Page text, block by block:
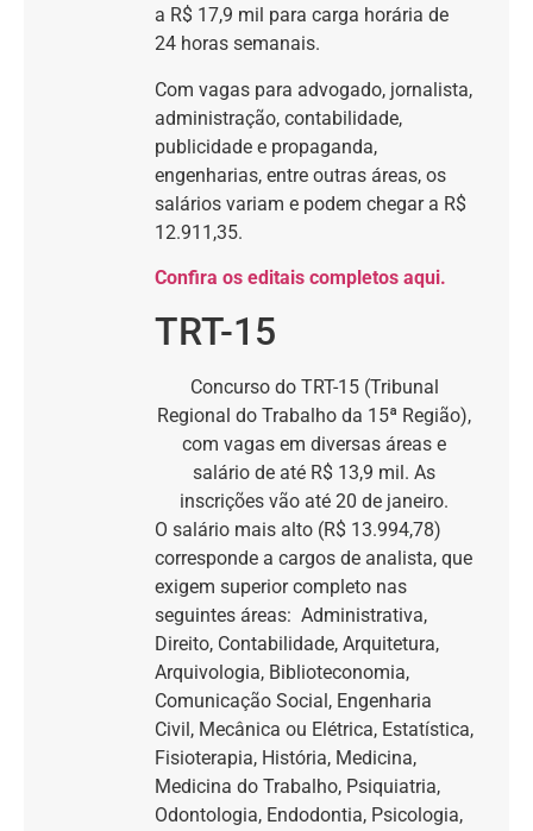
a R$ 17,9 mil para carga horária de
24 horas semanais.
Com vagas para advogado, jornalista,
administração, contabilidade,
publicidade e propaganda,
engenharias, entre outras áreas, os
salários variam e podem chegar a R$
12.911,35.
Confira os editais completos aqui.
TRT-15
Concurso do TRT-15 (Tribunal
Regional do Trabalho da 15ª Região),
com vagas em diversas áreas e
salário de até R$ 13,9 mil. As
inscrições vão até 20 de janeiro.
O salário mais alto (R$ 13.994,78)
corresponde a cargos de analista, que
exigem superior completo nas
seguintes áreas: Administrativa,
Direito, Contabilidade, Arquitetura,
Arquivologia, Biblioteconomia,
Comunicação Social, Engenharia
Civil, Mecânica ou Elétrica, Estatística,
Fisioterapia, História, Medicina,
Medicina do Trabalho, Psiquiatria,
Odontologia, Endodontia, Psicologia,